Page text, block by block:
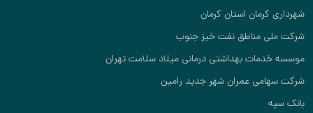
شهرداری کرمان استان کرمان
شرکت ملی مناطق نفت خیز جنوب
موسسه خدمات بهداشتی درمانی میلاد سلامت تهران
شرکت سهامی عمران شهر جدید رامین
بانک سپه